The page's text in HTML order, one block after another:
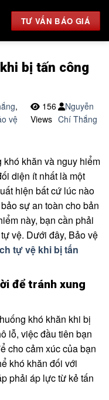
TƯ VẤN BÁO GIÁ
bị tấn công
,
vệ
156
Views
Nguyễn
Chí Thắng
khăn và nguy hiểm
diện ít nhất là một
hiện bất cứ lúc nào
sự an toàn cho bản
này, bạn cần phải
vệ. Dưới đây, Bảo vệ
tự vệ khi bị tấn
để tránh xung
khó khăn khi bị
lỗ, việc đầu tiên bạn
cho cảm xúc của bạn
khó khăn đối với
phải áp lực từ kẻ tấn